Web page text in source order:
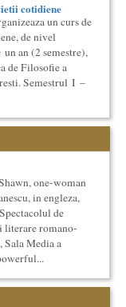
Este un
I)
generala
de nivel
universala:
intensiv si
a vietii
(2
scriitori
/ 16-21
cotidiene
un curs de
de nivel
an (2 semestre),
de Filosofie a
Semestrul I –
one-woman
in engleza,
de
literare romano-
Sala Media a